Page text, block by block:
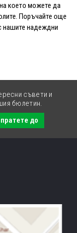
което можете да
Поръчайте още
нашите надеждни
съвети и
бюлетин.
до